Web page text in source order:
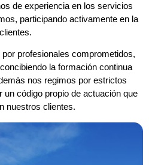
de experiencia en los servicios
participando activamente en la
profesionales comprometidos,
la formación continua
nos regimos por estrictos
un código propio de actuación que
nuestros clientes.